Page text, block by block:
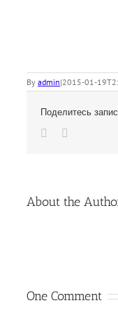
By admin|2015-01-
Поделитесь
About the
One Comment